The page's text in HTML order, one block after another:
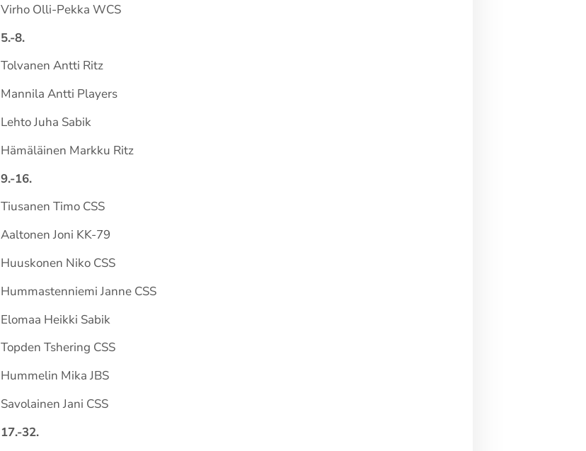
Virho Olli-Pekka WCS
5.-8.
Tolvanen Antti Ritz
Mannila Antti Players
Lehto Juha Sabik
Hämäläinen Markku Ritz
9.-16.
Tiusanen Timo CSS
Aaltonen Joni KK-79
Huuskonen Niko CSS
Hummastenniemi Janne CSS
Elomaa Heikki Sabik
Topden Tshering CSS
Hummelin Mika JBS
Savolainen Jani CSS
17.-32.